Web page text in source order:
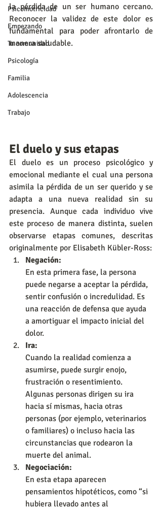
Psicomotricidad
Empezando
Tu comunidad
Psicología
Familia
Adolescencia
Trabajo
la pérdida de un ser humano cercano.
Reconocer la validez de este dolor es
fundamental para poder afrontarlo de
manera saludable.
El duelo y sus etapas
El duelo es un proceso psicológico y
emocional mediante el cual una persona
asimila la pérdida de un ser querido y se
adapta a una nueva realidad sin su
presencia. Aunque cada individuo vive
este proceso de manera distinta, suelen
observarse etapas comunes, descritas
originalmente por Elisabeth Kübler-Ross:
Negación:
En esta primera fase, la persona
puede negarse a aceptar la pérdida,
sentir confusión o incredulidad. Es
una reacción de defensa que ayuda
a amortiguar el impacto inicial del
dolor.
Ira:
Cuando la realidad comienza a
asumirse, puede surgir enojo,
frustración o resentimiento.
Algunas personas dirigen su ira
hacia sí mismas, hacia otras
personas (por ejemplo, veterinarios
o familiares) o incluso hacia las
circunstancias que rodearon la
muerte del animal.
Negociación:
En esta etapa aparecen
pensamientos hipotéticos, como “si
hubiera llevado antes al